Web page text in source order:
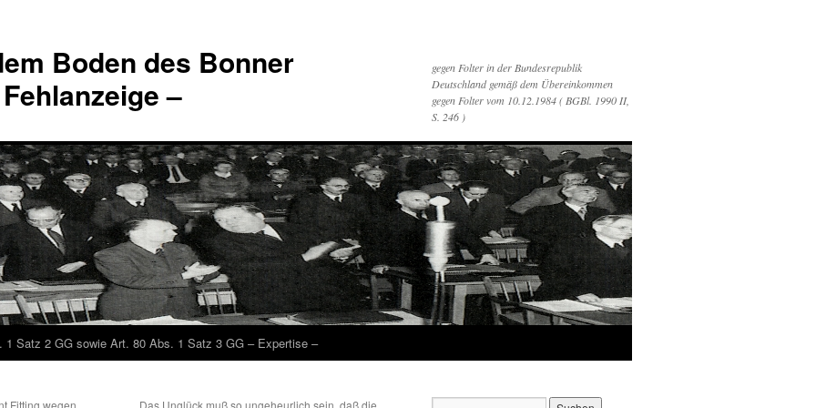
Boden des Bonner
–
gegen Folter in der Bundesrepublik
Deutschland gemäß dem Übereinkommen
gegen Folter vom 10.12.1984 ( BGBl. 1990 II,
S. 246 )
1 Satz 2 GG sowie Art. 80 Abs. 1 Satz 3 GG – Expertise –
Fitting wegen
Das Unglück muß so ungeheurlich sein, daß die